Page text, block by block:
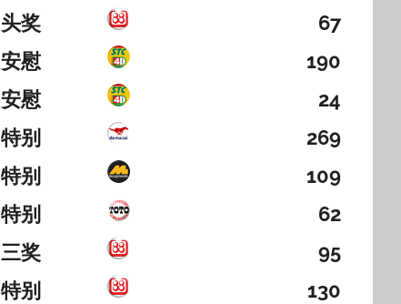
头奖
67
安慰
190
安慰
24
特别
269
特别
109
特别
62
三奖
95
特别
130